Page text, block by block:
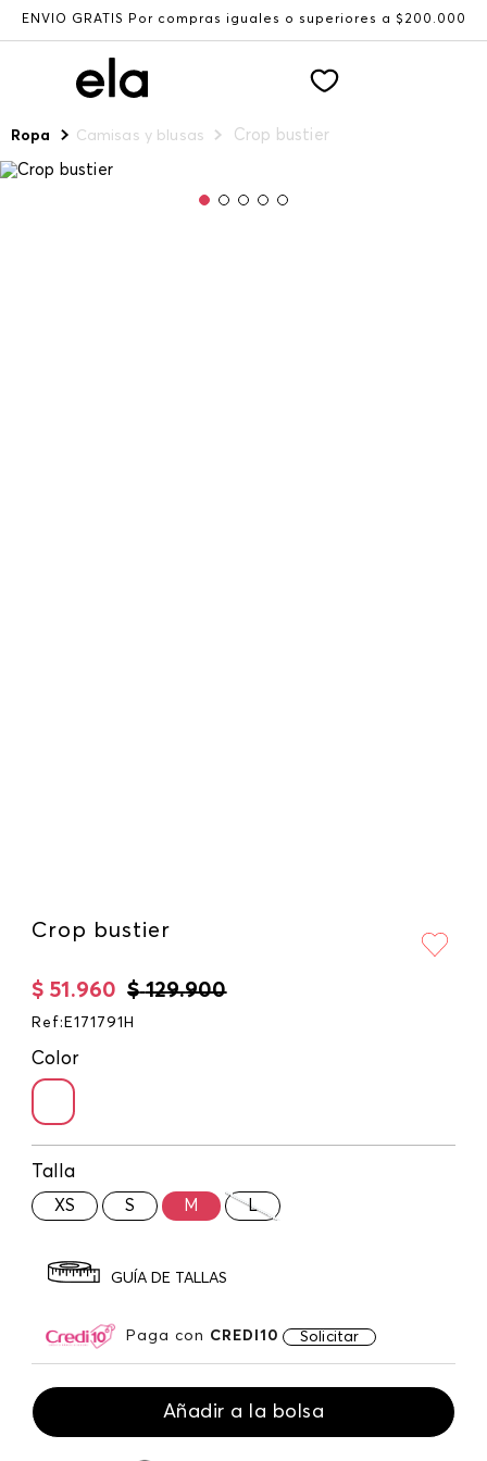
ENVÍO GRATIS Por compras iguales o superiores a $200.000
Ropa Camisas y blusas Crop bustier
Crop bustier
$ 129.900
$ 51 .960
Ref : E171791H
Color
Talla
XS S M L
GUÍA DE TALLAS
Paga con CREDI10 Solicitar
Añadir a la bolsa